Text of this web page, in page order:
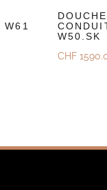
W61
W50.SK
CHF